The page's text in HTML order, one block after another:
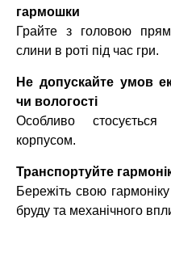
гармошки
Грайте з головою
слини в роті під час гри.
Не допускайте умов
чи вологості
Особливо
корпусом.
Транспортуйте
Бережіть свою
бруду та механічного